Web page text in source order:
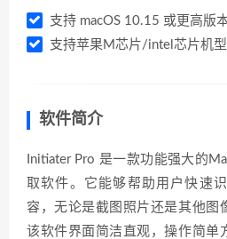
支持 macOS 10.15 或更高版
支持苹果M芯片/intel芯片机型
软件简介
Initiater Pro 是一款功能强大的
取软件。它能够帮助用户快速
容，无论是截图照片还是其他图
该软件界面简洁直观，操作简单